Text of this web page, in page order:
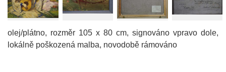
olej/plátno, rozměr 105 x 80 cm, signováno vpravo dole,
lokálně poškozená malba, novodobě rámováno